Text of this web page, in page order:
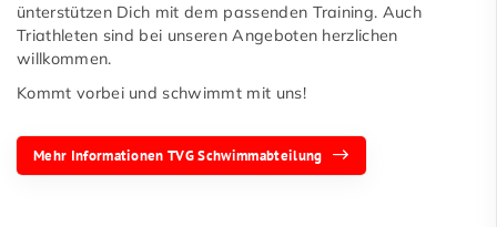
ünterstützen Dich mit dem passenden Training. Auch
Triathleten sind bei unseren Angeboten herzlichen
willkommen.
Kommt vorbei und schwimmt mit uns!
Mehr Informationen TVG Schwimmabteilung